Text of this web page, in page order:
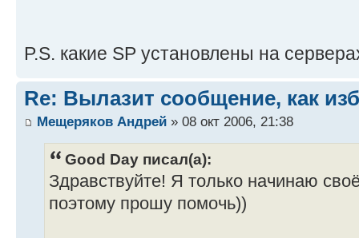
P.S. какие SP установлены на
Re: Вылазит сообщение, как
Мещеряков Андрей » 08 окт 2006, 21:38
Good Day писал(а):
Здравствуйте! Я только начинаю
поэтому прошу помочь))